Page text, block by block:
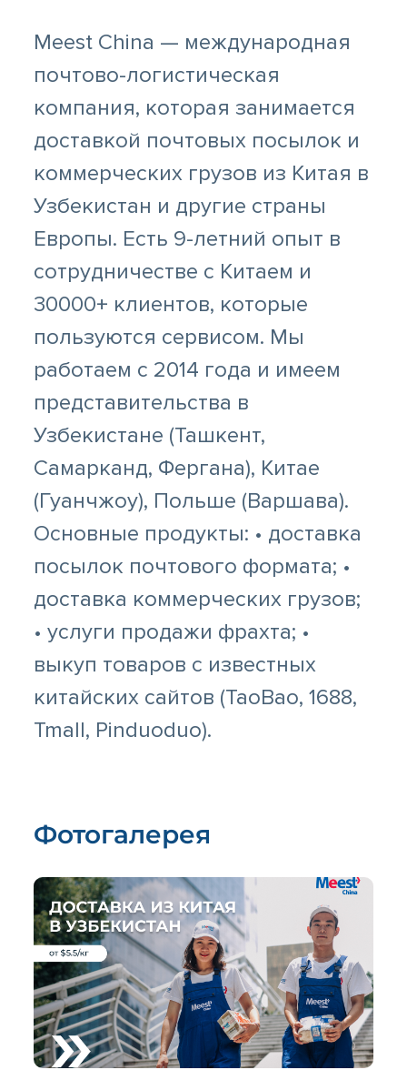
Meest China — международная
почтово-логистическая
компания, которая занимается
доставкой почтовых посылок и
коммерческих грузов из Китая в
Узбекистан и другие страны
Европы. Есть 9-летний опыт в
сотрудничестве с Китаем и
30000+ клиентов, которые
пользуются сервисом. Мы
работаем с 2014 года и имеем
представительства в
Узбекистане (Ташкент,
Самарканд, Фергана), Китае
(Гуанчжоу), Польше (Варшава).
Основные продукты: • доставка
посылок почтового формата; •
доставка коммерческих грузов;
• услуги продажи фрахта; •
выкуп товаров с известных
китайских сайтов (TaoBao, 1688,
Tmall, Pinduoduo).
Фотогалерея